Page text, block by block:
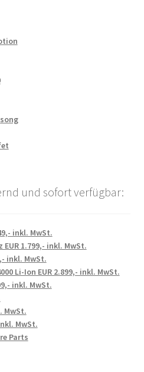
und sofort verfügbar:
inkl. MwSt.
EUR 1.799,- inkl. MwSt.
inkl. MwSt.
Li-Ion EUR 2.899,- inkl. MwSt.
inkl. MwSt.
MwSt.
MwSt.
Parts